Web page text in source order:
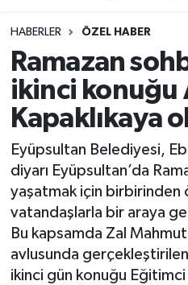
HABERLER ÖZEL HABER
Ramazan
ikinci konuğu
Kapaklıkaya
Eyüpsultan Belediyesi,
diyarı Eyüpsultan’da
yaşatmak için birbirinden
vatandaşlarla bir araya
Bu kapsamda Zal Mahmut
avlusunda
ikinci gün konuğu Eğitimci
DÜNYA
EĞİTİM
EKONOMİ
GÖKTÜRK
GÜNDEM
KEMERBURGAZ
KÜLTÜR - SANAT
Tüm Manşetler
Son Dakika Haberleri
Haber Arşivi